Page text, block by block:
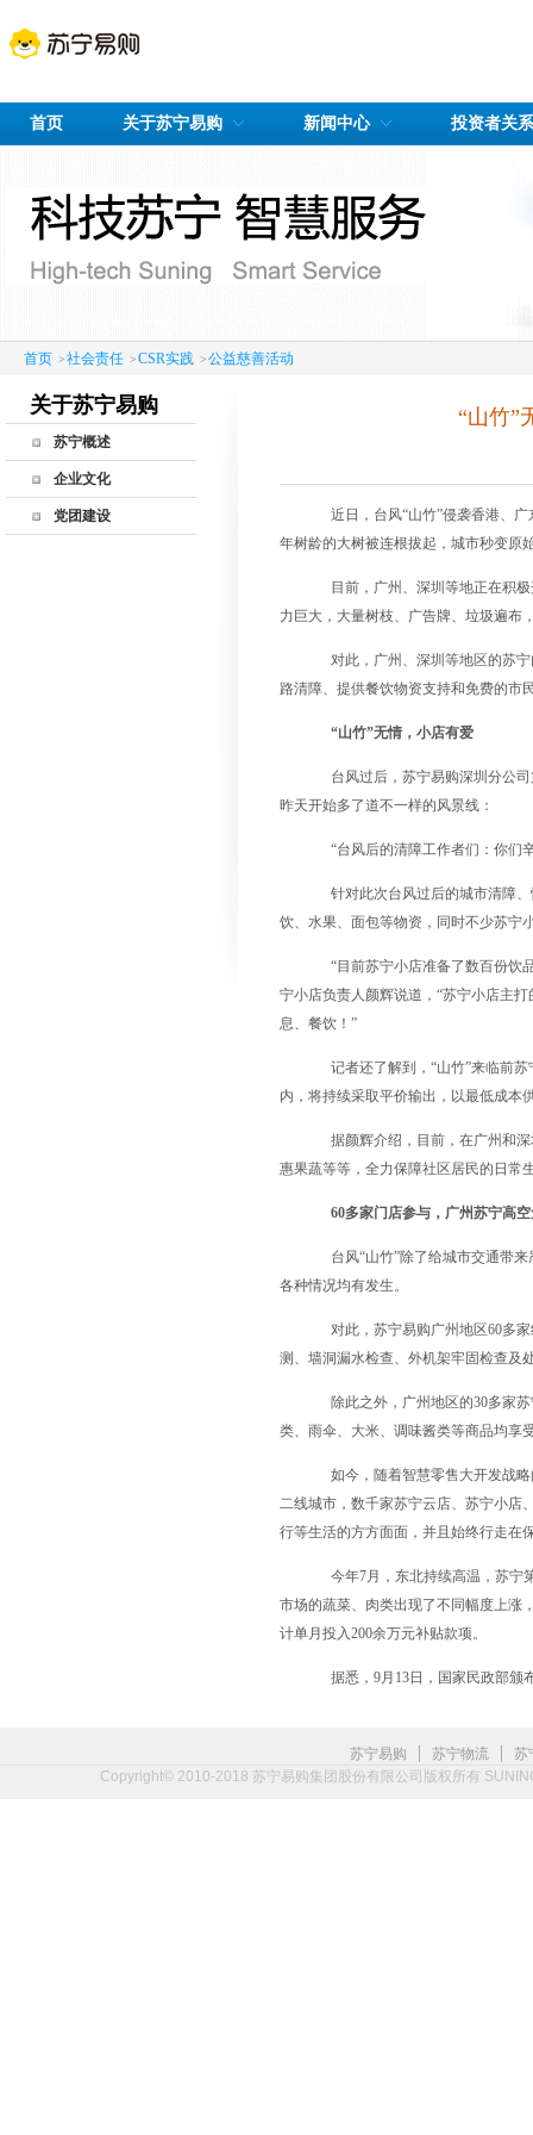
首页 关于苏宁易购 新闻中心 投资者关系
首页 >社会责任 >CSR实践 >公益慈善活动
关于苏宁易购
苏宁概述
公司概况
发展历程
企业文化
党团建设
“山竹”
近日，台风“山竹”侵袭香港、
年树龄的大树被连根拔起，城市秒变原
目前，广州、深圳等地正在积
力巨大，大量树枝、广告牌、垃圾遍布
对此，广州、深圳等地区的苏
路清障、提供餐饮物资支持和免费的市
“山竹”无情，小店有爱
台风过后，苏宁易购深圳分公
昨天开始多了道不一样的风景线：
“台风后的清障工作者们：你们
针对此次台风过后的城市清障
饮、水果、面包等物资，同时不少苏宁
“目前苏宁小店准备了数百份饮
宁小店负责人颜辉说道， “苏宁小店主打
息、餐饮！ ”
记者还了解到，“山竹”来临前
内，将持续采取平价输出，以最低成本
据颜辉介绍，目前，在广州和
惠果蔬等等，全力保障社区居民的日常
60多家门店参与，广州苏宁高
台风“山竹”除了给城市交通带
各种情况均有发生。
对此，苏宁易购广州地区60多
测、墙洞漏水检查、外机架牢固检查及
除此之外，广州地区的30多家
类、雨伞、大米、调味酱类等商品均享
如今，随着智慧零售大开发战
二线城市，数千家苏宁云店、苏宁小店
行等生活的方方面面，并且始终行走在
今年7月，东北持续高温，苏宁
市场的蔬菜、肉类出现了不同幅度上涨
计单月投入200余万元补贴款项。
据悉， 9月 13日，国家民政部颁
苏宁易购 | 苏宁物流 |
苏
Copyright© 2010-2018 苏宁易购集团股份有限公司版权所有